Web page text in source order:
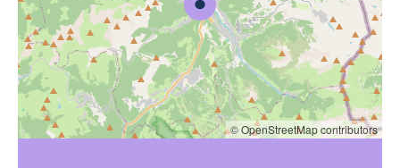
© OpenStreetMap contributors